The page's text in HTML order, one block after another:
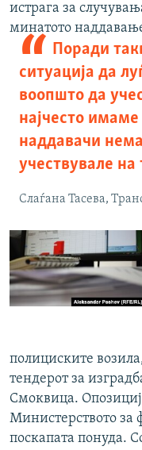
истрага за
минатото
Поради
ситуација да
воопшто да
најчесто
наддавачи
учествувале
Слаѓана Тасева,
полициските
тендерот за
Смоквица.
Министерството за
поскапата понуда.